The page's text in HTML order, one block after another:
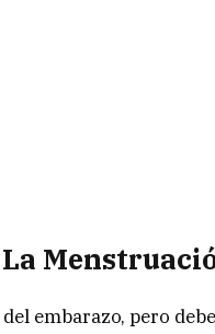
embarazo, pero